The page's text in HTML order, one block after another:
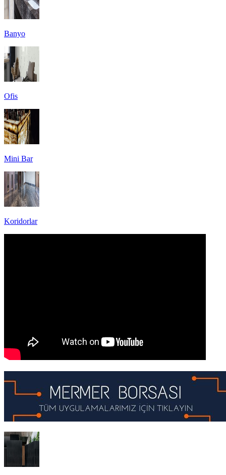
Banyo
Ofis
Mini Bar
Koridorlar